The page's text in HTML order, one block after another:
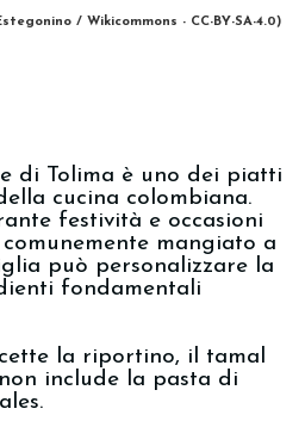
/ Wikicommons - CC-BY-SA-4.0)
di Tolima è uno dei piatti
cucina colombiana.
festività e occasioni
mangiato a
può personalizzare la
fondamentali
la riportino, il tamal
include la pasta di